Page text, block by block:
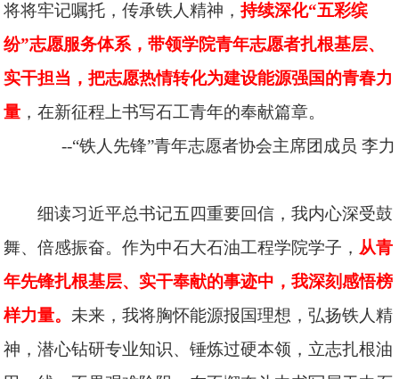
将将牢记嘱托，传承铁人精神，持续深化“五彩缤
纷”志愿服务体系，带领学院青年志愿者扎根基层、
实干担当，把志愿热情转化为建设能源强国的青春力
量 ，在新征程上书写石工青年的奉献篇章。
--“铁人先锋”青年志愿者协会主席团成员 李力
细读习近平总书记五四重要回信，我内心深受鼓
舞、倍感振奋。作为中石大石油工程学院学子， 从青
年先锋扎根基层、实干奉献的事迹中，我深刻感悟榜
样力量。未来，我将胸怀能源报国理想，弘扬铁人精
神，潜心钻研专业知识、锤炼过硬本领，立志扎根油